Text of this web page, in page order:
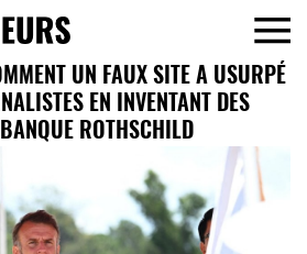
UN FAUX SITE A USURPÉ
EN INVENTANT DES
ROTHSCHILD